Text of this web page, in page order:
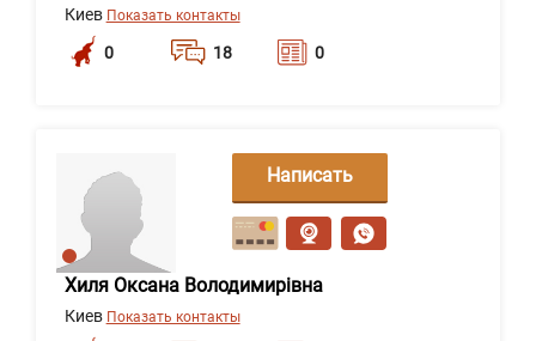
Киев Показать контакты
0 18 0
Хиля Оксана Володимирівна
Киев Показать контакты
Написать
сообщение